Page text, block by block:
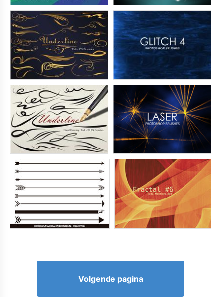
Volgende pagina